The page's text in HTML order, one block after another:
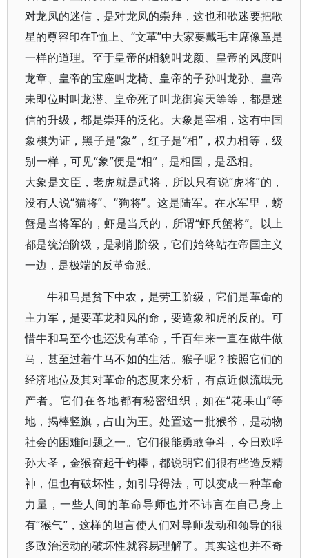
对龙凤的迷信，是对龙凤的崇拜，这也和歌迷要把歌
星的尊容印在T恤上、“文革”中大家要戴毛主席像章是
一样的道理。至于皇帝的相貌叫龙颜、皇帝的风度叫
龙章、皇帝的宝座叫龙椅、皇帝的子孙叫龙孙、皇帝
未即位时叫龙潜、皇帝死了叫龙御宾天等等，都是迷
信的升级，都是崇拜的泛化。大象是宰相，这有中国
象棋为证，黑子是“象”，红子是“相”，权力相等，级
别一样，可见“象”便是“相”，是相国，是丞相。
大象是文臣，老虎就是武将，所以只有说“虎将”的，
没有人说“猫将”、“狗将”。这是陆军。在水军里，螃
蟹是当将军的，虾是当兵的，所谓“虾兵蟹将”。以上
都是统治阶级，是剥削阶级，它们始终站在帝国主义
一边，是极端的反革命派。
牛和马是贫下中农，是劳工阶级，它们是革命的
主力军，是要革龙和凤的命，要造象和虎的反的。可
惜牛和马至今也还没有革命，千百年来一直在做牛做
马，甚至过着牛马不如的生活。猴子呢？按照它们的
经济地位及其对革命的态度来分析，有点近似流氓无
产者。它们在各地都有秘密组织，如在“花果山”等
地，揭棒竖旗，占山为王。处置这一批猴爷，是动物
社会的困难问题之一。它们很能勇敢争斗，今日欢呼
孙大圣，金猴奋起千钧棒，都说明它们很有些造反精
神，但也有破坏性，如引导得法，可以变成一种革命
力量，一些人间的革命导师也并不讳言在自己身上
有“猴气”，这样的坦言使人们对导师发动和领导的很
多政治运动的破坏性就容易理解了。其实这也并不奇